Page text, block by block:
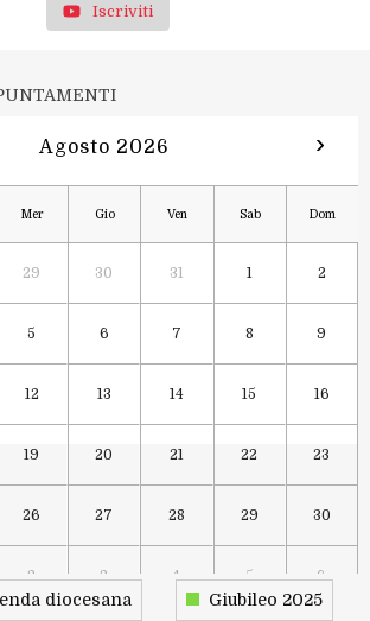
Iscriviti
Agosto 2026 ›
Mer Gio Ven Sab Dom
29 30 31 1 2
5 6 7 8 9
12 13 14 15 16
19 20 21 22 23
26 27 28 29 30
2 3 4 5 6
diocesana Giubileo 2025